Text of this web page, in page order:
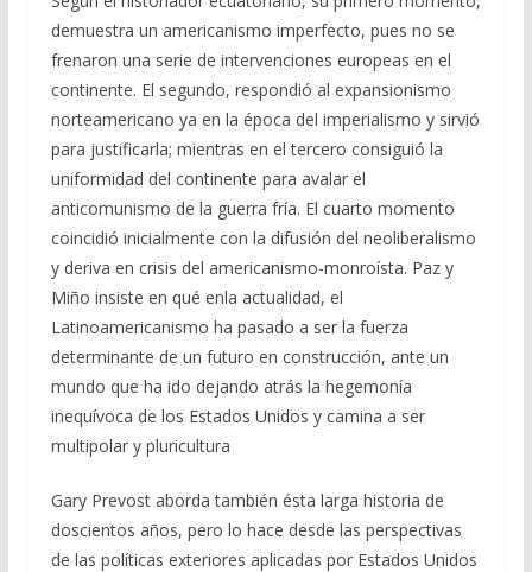
demuestra un americanismo imperfecto, pues no se
frenaron una serie de intervenciones europeas en el
continente. El segundo, respondió al expansionismo
norteamericano ya en la época del imperialismo y sirvió
para justificarla; mientras en el tercero consiguió la
uniformidad del continente para avalar el
anticomunismo de la guerra fría. El cuarto momento
coincidió inicialmente con la difusión del neoliberalismo
y deriva en crisis del americanismo-monroísta. Paz y
Miño insiste en qué enla actualidad, el
Latinoamericanismo ha pasado a ser la fuerza
determinante de un futuro en construcción, ante un
mundo que ha ido dejando atrás la hegemonía
inequívoca de los Estados Unidos y camina a ser
multipolar y pluricultura
Gary Prevost aborda también ésta larga historia de
doscientos años, pero lo hace desde las perspectivas
de las políticas exteriores aplicadas por Estados Unidos